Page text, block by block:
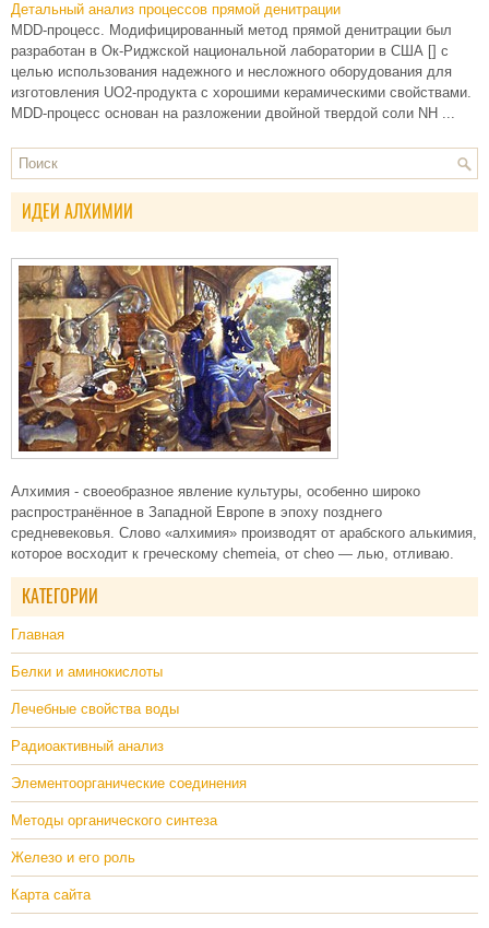
Детальный анализ процессов прямой денитрации
MDD-процесс. Модифицированный метод прямой денитрации был
разработан в Ок-Риджской национальной лаборатории в США [] с
целью использования надежного и несложного оборудования для
изготовления UO2-продукта с хорошими керамическими свойствами.
MDD-процесс основан на разложении двойной твердой соли NH ...
ИДЕИ АЛХИМИИ
Алхимия - своеобразное явление культуры, особенно широко
распространённое в Западной Европе в эпоху позднего
средневековья. Слово «алхимия» производят от арабского алькимия,
которое восходит к греческому chemeia, от cheo — лью, отливаю.
КАТЕГОРИИ
Главная
Белки и аминокислоты
Лечебные свойства воды
Радиоактивный анализ
Элементоорганические соединения
Методы органического синтеза
Железо и его роль
Карта сайта